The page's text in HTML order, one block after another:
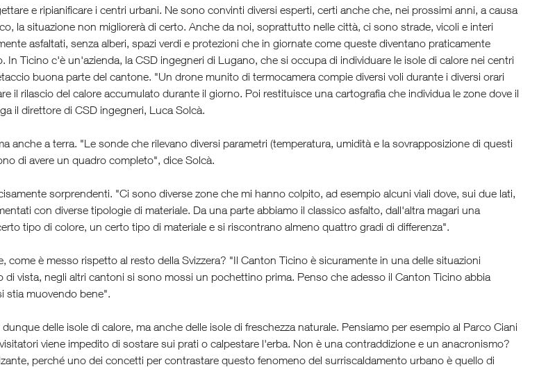
e ripianificare i centri urbani. Ne sono convinti diversi esperti, certi anche che, nei prossimi anni, a causa
la situazione non migliorerà di certo. Anche da noi, soprattutto nelle città, ci sono strade, vicoli e interi
asfaltati, senza alberi, spazi verdi e protezioni che in giornate come queste diventano praticamente
In Ticino c'è un'azienda, la CSD ingegneri di Lugano, che si occupa di individuare le isole di calore nei centri
buona parte del cantone. "Un drone munito di termocamera compie diversi voli durante i diversi orari
il rilascio del calore accumulato durante il giorno. Poi restituisce una cartografia che individua le zone dove il
il direttore di CSD ingegneri, Luca Solcà.
anche a terra. "Le sonde che rilevano diversi parametri (temperatura, umidità e la sovrapposizione di questi
di avere un quadro completo", dice Solcà.
sorprendenti. "Ci sono diverse zone che mi hanno colpito, ad esempio alcuni viali dove, sui due lati,
con diverse tipologie di materiale. Da una parte abbiamo il classico asfalto, dall'altra magari una
tipo di colore, un certo tipo di materiale e si riscontrano almeno quattro gradi di differenza".
come è messo rispetto al resto della Svizzera? "Il Canton Ticino è sicuramente in una delle situazioni
di vista, negli altri cantoni si sono mossi un pochettino prima. Penso che adesso il Canton Ticino abbia
stia muovendo bene".
delle isole di calore, ma anche delle isole di freschezza naturale. Pensiamo per esempio al Parco Ciani
viene impedito di sostare sui prati o calpestare l'erba. Non è una contraddizione e un anacronismo?
perché uno dei concetti per contrastare questo fenomeno del surriscaldamento urbano è quello di